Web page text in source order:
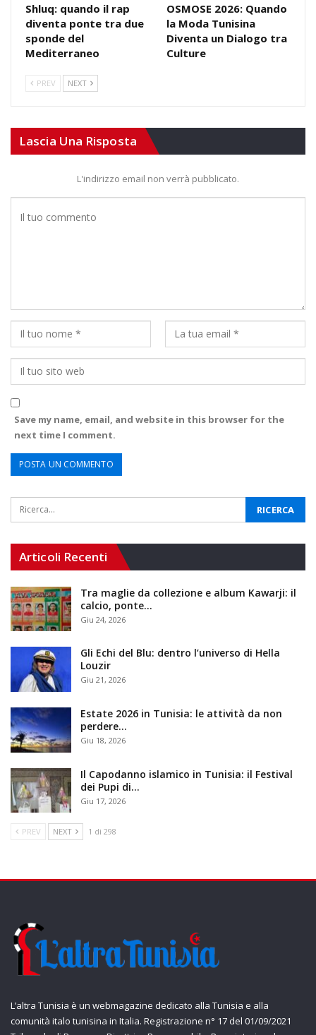
Shluq: quando il rap
diventa ponte tra due
sponde del
Mediterraneo
OSMOSE 2026: Quando
la Moda Tunisina
Diventa un Dialogo tra
Culture
PREV NEXT
Lascia Una Risposta
L'indirizzo email non verrà pubblicato.
Save my name, email, and website in this browser for the
next time I comment.
Articoli Recenti
Tra maglie da collezione e album Kawarji: il
calcio, ponte…
Giu 24, 2026
Gli Echi del Blu: dentro l’universo di Hella
Louzir
Giu 21, 2026
Estate 2026 in Tunisia: le attività da non
perdere…
Giu 18, 2026
Il Capodanno islamico in Tunisia: il Festival
dei Pupi di…
Giu 17, 2026
PREV NEXT 1 di 298
L’altra Tunisia è un webmagazine dedicato alla Tunisia e alla
comunità italo tunisina in Italia. Registrazione n° 17 del 01/09/2021